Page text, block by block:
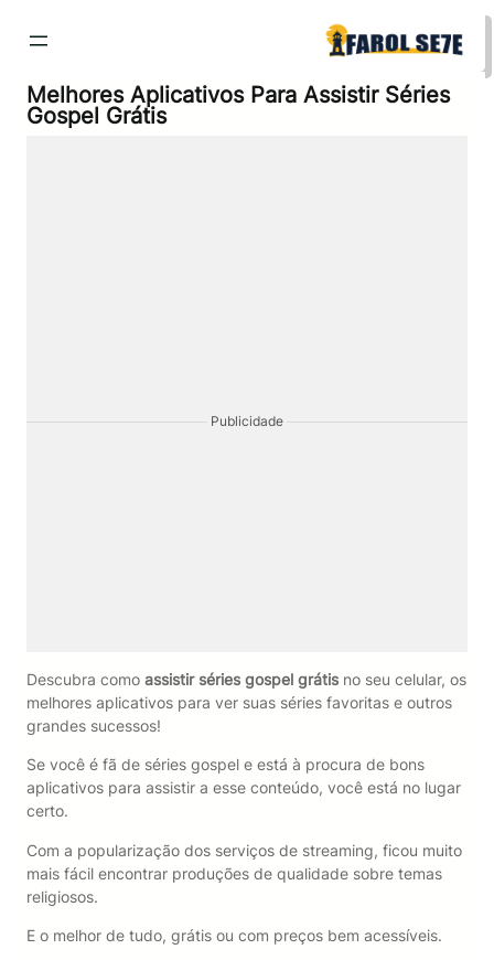
para
conteúdo
Melhores Aplicativos Para Assistir Séries
Gospel Grátis
Publicidade
Descubra como assistir séries gospel grátisno seu celular, os
melhores aplicativos para ver suas séries favoritas e outros
grandes sucessos!
Se você é fã de séries gospel e está à procura de bons
aplicativos para assistir a esse conteúdo, você está no lugar
certo.
Com a popularização dos serviços de streaming, ficou muito
mais fácil encontrar produções de qualidade sobre temas
religiosos.
E o melhor de tudo, grátis ou com preços bem acessíveis.